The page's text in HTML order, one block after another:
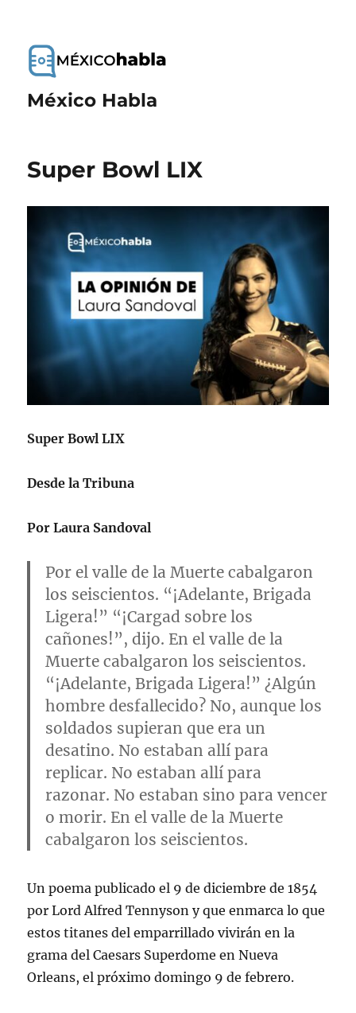
México Habla
Super Bowl LIX
Super Bowl LIX
Desde la Tribuna
Por Laura Sandoval
Por el valle de la Muerte cabalgaron
los seiscientos. “¡Adelante, Brigada
Ligera!” “¡Cargad sobre los
cañones!”, dijo. En el valle de la
Muerte cabalgaron los seiscientos.
“¡Adelante, Brigada Ligera!” ¿Algún
hombre desfallecido? No, aunque los
soldados supieran que era un
desatino. No estaban allí para
replicar. No estaban allí para
razonar. No estaban sino para vencer
o morir. En el valle de la Muerte
cabalgaron los seiscientos.
Un poema publicado el 9 de diciembre de 1854
por Lord Alfred Tennyson y que enmarca lo que
estos titanes del emparrillado vivirán en la
grama del Caesars Superdome en Nueva
Orleans, el próximo domingo 9 de febrero.